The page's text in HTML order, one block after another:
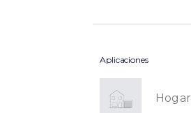
Aplicaciones
Hogar